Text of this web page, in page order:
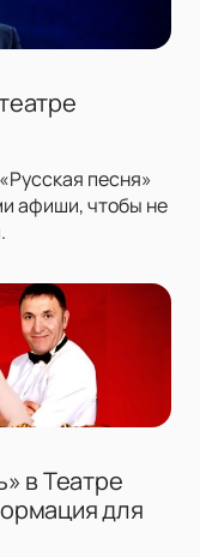
песня»
афиши, чтобы не
в Театре
для